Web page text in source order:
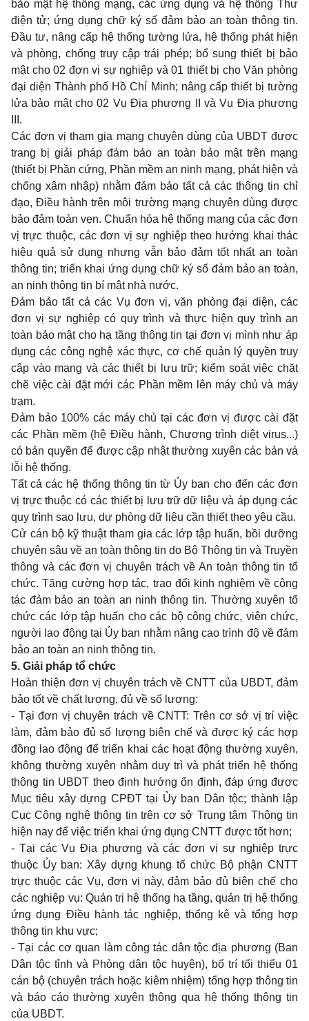
bảo mật hệ thống mạng, các ứng dụng và hệ thống Thư
điện tử; ứng dụng chữ ký số đảm bảo an toàn thông tin.
Đầu tư, nâng cấp hệ thống tường lửa, hệ thống phát hiện
và phòng, chống truy cập trái phép; bổ sung thiết bị bảo
mật cho 02 đơn vị sự nghiệp và 01 thiết bị cho Văn phòng
đại diện Thành phố Hồ Chí Minh; nâng cấp thiết bị tường
lửa bảo mật cho 02 Vụ Địa phương II và Vụ Địa phương
III.
Các đơn vị tham gia mạng chuyên dùng của UBDT được
trang bị giải pháp đảm bảo an toàn bảo mật trên mạng
(thiết bị Phần cứng, Phần mềm an ninh mạng, phát hiện và
chống xâm nhập) nhằm đảm bảo tất cả các thông tin chỉ
đạo, Điều hành trên môi trường mạng chuyên dùng được
bảo đảm toàn vẹn. Chuẩn hóa hệ thống mạng của các đơn
vị trực thuộc, các đơn vị sự nghiệp theo hướng khai thác
hiệu quả sử dụng nhưng vẫn bảo đảm tốt nhất an toàn
thông tin; triển khai ứng dụng chữ ký số đảm bảo an toàn,
an ninh thông tin bí mật nhà nước.
Đảm bảo tất cả các Vụ đơn vị, văn phòng đại diện, các
đơn vị sự nghiệp có quy trình và thực hiện quy trình an
toàn bảo mật cho hạ tầng thông tin tại đơn vị mình như áp
dụng các công nghệ xác thực, cơ chế quản lý quyền truy
cập vào mạng và các thiết bị lưu trữ; kiểm soát việc chặt
chẽ việc cài đặt mới các Phần mềm lên máy chủ và máy
trạm.
Đảm bảo 100% các máy chủ tại các đơn vị được cài đặt
các Phần mềm (hệ Điều hành, Chương trình diệt virus...)
có bản quyền để được cập nhật thường xuyên các bản vá
lỗi hệ thống.
Tất cả các hệ thống thông tin từ Ủy ban cho đến các đơn
vị trực thuộc có các thiết bị lưu trữ dữ liệu và áp dụng các
quy trình sao lưu, dự phòng dữ liệu cần thiết theo yêu cầu.
Cử cán bộ kỹ thuật tham gia các lớp tập huấn, bồi dưỡng
chuyên sâu về an toàn thông tin do Bộ Thông tin và Truyền
thông và các đơn vị chuyên trách về An toàn thông tin tổ
chức. Tăng cường hợp tác, trao đổi kinh nghiệm về công
tác đảm bảo an toàn an ninh thông tin. Thường xuyên tổ
chức các lớp tập huấn cho các bộ công chức, viên chức,
người lao động tại Ủy ban nhằm nâng cao trình độ về đảm
bảo an toàn an ninh thông tin.
5. Giải pháp tổ chức
Hoàn thiện đơn vị chuyên trách về CNTT của UBDT, đảm
bảo tốt về chất lượng, đủ về số lượng:
- Tại đơn vị chuyên trách về CNTT: Trên cơ sở vị trí việc
làm, đảm bảo đủ số lượng biên chế và được ký các hợp
đồng lao động đểtriển khai các hoạt động thường xuyên,
không thường xuyên nhằm duy trì và phát triển hệ thống
thông tin UBDT theo định hướng ổn định, đáp ứng được
Mục tiêu xây dựng CPĐT tại Ủy ban Dân tộc; thành lập
Cục Công nghệ thông tin trên cơ sở Trung tâm Thông tin
hiện nay để việc triển khai ứng dụng CNTT được tốt hơn;
- Tại các Vụ Địa phương và các đơn vị sự nghiệp trực
thuộc Ủy ban: Xây dựng khung tổ chức Bộ phận CNTT
trực thuộc các Vụ, đơn vị này, đảm bảo đủ biên chế cho
các nghiệp vụ: Quản trị hệ thống hạ tầng, quản trị hệ thống
ứng dụng Điều hành tác nghiệp, thống kê và tổng hợp
thông tin khu vực;
- Tại các cơ quan làm công tác dân tộc địa phương (Ban
Dân tộc tỉnh và Phòng dân tộc huyện), bố trí tối thiểu 01
cán bộ (chuyên trách hoặc kiêm nhiệm) tổng hợp thông tin
và báo cáo thường xuyên thông qua hệ thống thông tin
của UBDT.